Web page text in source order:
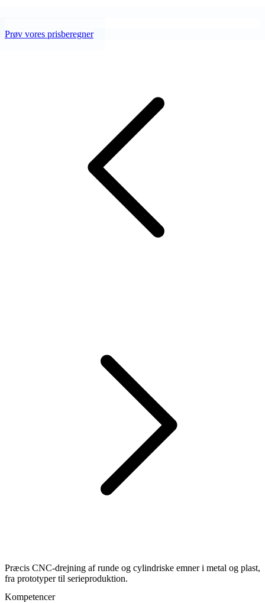
Prøv vores prisberegner
Præcis CNC-drejning af runde og cylindriske emner i metal og plast,
fra prototyper til serieproduktion.
Kompetencer